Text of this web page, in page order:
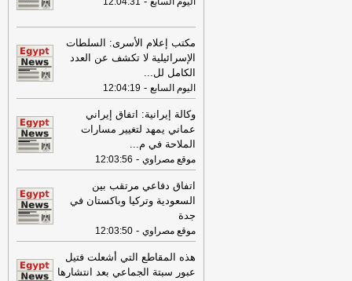
مكتب إعلام الأسرى: السلطات
الإسرائيلية لا تكشف عن العدد
الكامل لل...
اليوم السابع -
12:04:19
وكالة إيرانية: اتفاق إيراني
عماني يمهد لتغيير مسارات
الملاحة في م...
موقع مصراوي -
12:03:56
اتفاق دفاعي مرتقب بين
السعودية وتركيا وباكستان في
جدة
موقع مصراوي -
12:03:50
هذه المقاطع التي أشعلت فتيل
عبور سبتة الجماعي بعد انتشارها